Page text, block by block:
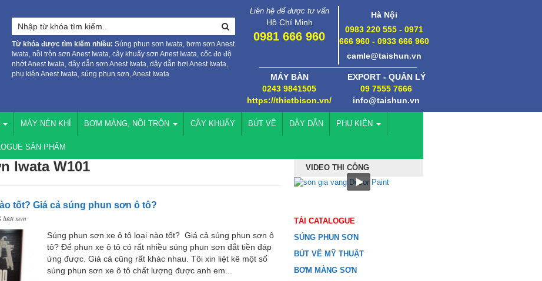
Từ khóa được tìm kiếm nhiều: Súng phun sơn Iwata, bơm sơn Anest
Iwata, nồi trộn sơn Anest Iwata, cây khuấy sơn Anest Iwata, cốc đo độ
nhớt Anest Iwata, dây dẫn sơn Anest Iwata, dây dẫn hơi Anest Iwata,
phụ kiện Anest Iwata, súng phun sơn, Anest Iwata
Liên hệ để được tư vấn
Hồ Chí Minh
0981 666 960
Hà Nội
0983 220 555 - 0971
666 960 - 0933 666 960
camle@taishun.vn
MÁY BÀN
0243 9841505
https://thietbison.vn/
EXPORT - QUẢN LÝ
09 7555 7666
info@taishun.vn
MÁY NÉN KHÍ BƠM MÀNG, NỒI TRỘN CÂY KHUẤY BÚT VẼ DÂY DẪN PHỤ KIỆN
SẢN PHẨM
Iwata W101
Súng phun sơn xe ô tô loại nào tốt? Giá cả súng phun sơn ô tô?
lượt xem
Súng phun sơn xe ô tô loại nào tốt? Giá cả súng phun sơn ô
tô? Để phun xe ô tô có rất nhiều súng phun sơn đắt tiền đáp
ứng được. Giá cả cũng rất khác nhau. Tôi xin liệt kê một số
súng phun sơn xe ô tô chất lượng được anh em...
VIDEO THI CÔNG
TẢI CATALOGUE
SÚNG PHUN SƠN
BÚT VẼ MỸ THUẬT
BƠM MÀNG SƠN